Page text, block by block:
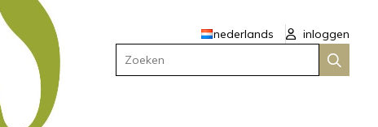
nederlands
inloggen
Zoeken